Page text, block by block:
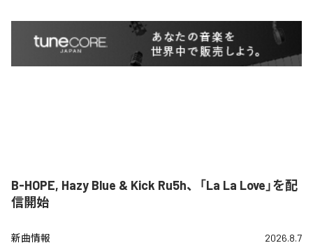
B-HOPE, Hazy Blue & Kick Ru5h、「La La Love」を配
信開始
新曲情報 2026.8.7